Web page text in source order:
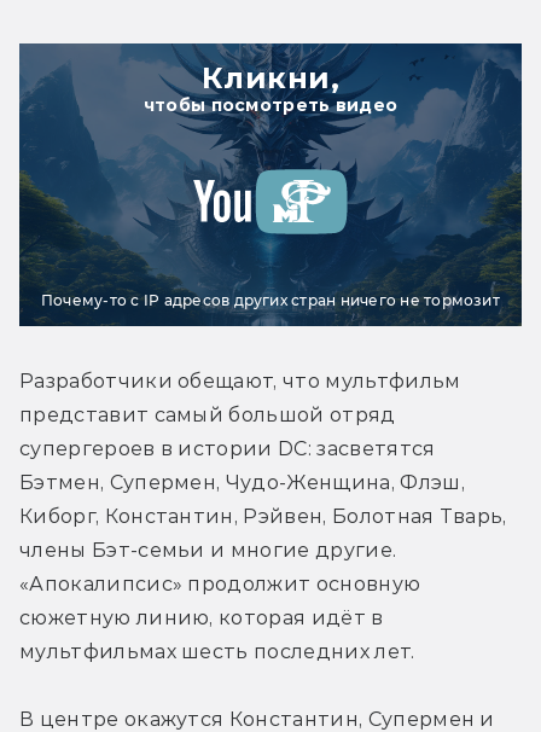
Кликни,
чтобы посмотреть видео
Почему-то с IP адресов других стран ничего не тормозит
Разработчики обещают, что мультфильм
представит самый большой отряд
супергероев в истории DC: засветятся
Бэтмен, Супермен, Чудо-Женщина, Флэш,
Киборг, Константин, Рэйвен, Болотная Тварь,
члены Бэт-семьи и многие другие.
«Апокалипсис» продолжит основную
сюжетную линию, которая идёт в
мультфильмах шесть последних лет.
В центре окажутся Константин, Супермен и